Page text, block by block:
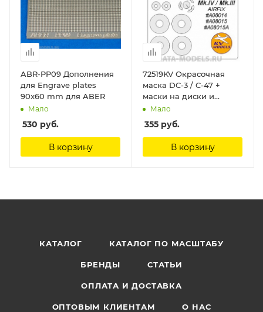
ABR-PP09 Дополнения
для Engrave plates
90x60 mm для ABER
Мало
530 руб.
В корзину
72519KV Окрасочная
маска DC-3 / C-47 +
маски на диски и
колеса для моделей
фирмы AIRFIX KV Models
Мало
355 руб.
В корзину
КАТАЛОГ КАТАЛОГ ПО МАСШТАБУ
БРЕНДЫ СТАТЬИ
ОПЛАТА И ДОСТАВКА
ОПТОВЫМ КЛИЕНТАМ О НАС